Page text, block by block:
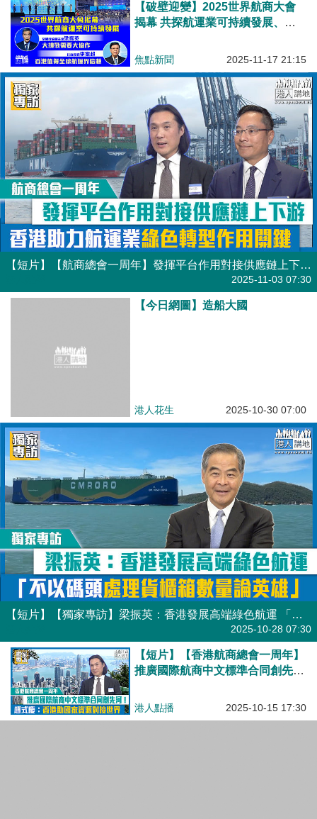
【破壁迎變】2025世界航商大會
揭幕 共探航運業可持續發展、梁
超：香港值得全球航運界信賴
焦點新聞 2025-11-17 21:15
【短片】【航商總會一周年】發揮平台作用對接供應鏈上下游 香港助力航運業綠色轉型作用關鍵
2025-11-03 07:30
【今日網圖】造船大國
港人花生 2025-10-30 07:00
【短片】【獨家專訪】梁振英：香港發展高端綠色航運 「不以碼頭處理貨櫃箱數量論英雄」
2025-10-28 07:30
【短片】【香港航商總會一周年】
推廣國際航商中文標準合同創先
世界
港人點播 2025-10-15 17:30